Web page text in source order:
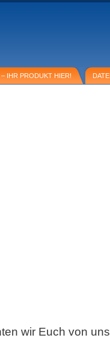
IHR PRODUKT HIER!
wir Euch von